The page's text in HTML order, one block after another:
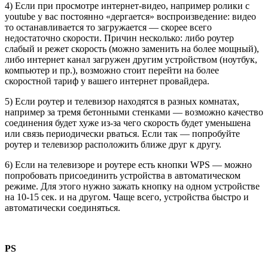
4) Если при просмотре интернет-видео, например ролики с
youtube у вас постоянно «дергается» воспроизведение: видео
то останавливается то загружается — скорее всего
недостаточно скорости. Причин несколько: либо роутер
слабый и режет скорость (можно заменить на более мощный),
либо интернет канал загружен другим устройством (ноутбук,
компьютер и пр.), возможно стоит перейти на более
скоростной тариф у вашего интернет провайдера.
5) Если роутер и телевизор находятся в разных комнатах,
например за тремя бетонными стенками — возможно качество
соединения будет хуже из-за чего скорость будет уменьшена
или связь периодически рваться. Если так — попробуйте
роутер и телевизор расположить ближе друг к другу.
6) Если на телевизоре и роутере есть кнопки WPS — можно
попробовать присоединить устройства в автоматическом
режиме. Для этого нужно зажать кнопку на одном устройстве
на 10-15 сек. и на другом. Чаще всего, устройства быстро и
автоматически соединяться.
PS